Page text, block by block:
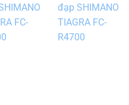
wishlist